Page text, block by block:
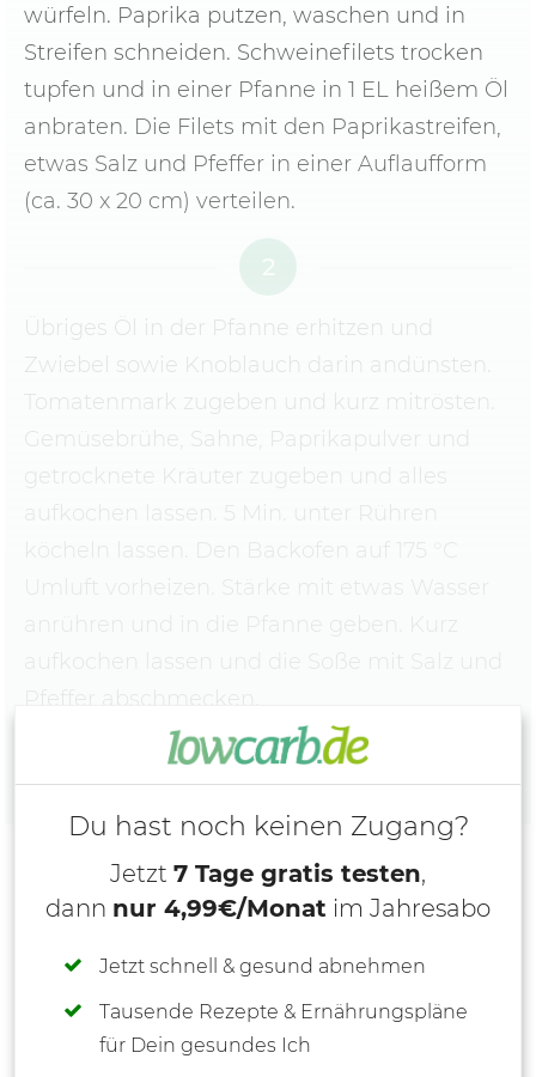
würfeln. Paprika putzen, waschen und in
Streifen schneiden. Schweinefilets trocken
tupfen und in einer Pfanne in 1 EL heißem Öl
anbraten. Die Filets mit den Paprikastreifen,
etwas Salz und Pfeffer in einer Auflaufform
(ca. 30 x 20 cm) verteilen.
2
Übriges Öl in der Pfanne erhitzen und
Zwiebel sowie Knoblauch darin andünsten.
Tomatenmark zugeben und kurz mitrösten.
Gemüsebrühe, Sahne, Paprikapulver und
getrocknete Kräuter zugeben und alles
aufkochen lassen. 5 Min. unter Rühren
köcheln lassen. Den Backofen auf 175 °C
Du hast noch keinen Zugang?
Jetzt 7 Tage gratis testen,
dann nur 4,99€/Monat im Jahresabo
Jetzt schnell & gesund abnehmen
Tausende Rezepte & Ernährungspläne
für Dein gesundes Ich